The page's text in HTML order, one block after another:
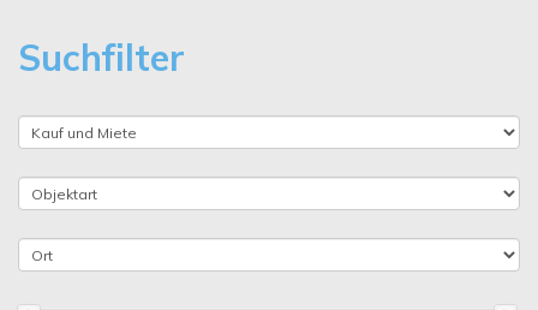
Suchfilter